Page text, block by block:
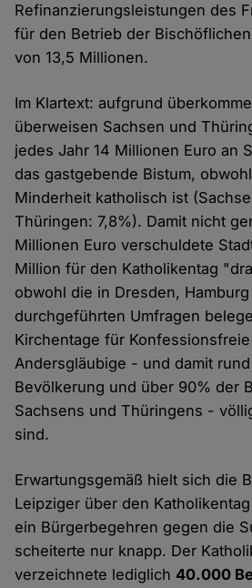
Refinanzierungsleistungen des
für den Betrieb der
von 13,5 Millionen.
Im Klartext: aufgrund
überweisen Sachsen und
jedes Jahr 14 Millionen Euro an
das gastgebende Bistum,
Minderheit katholisch ist
Thüringen: 7,8%). Damit nicht
Millionen Euro verschuldete
Million für den Katholikentag
obwohl die in Dresden,
durchgeführten Umfragen
Kirchentage für
Andersgläubige - und damit
Bevölkerung und über 90% der
Sachsens und Thüringens -
sind.
Erwartungsgemäß hielt sich die
Leipziger über den
ein Bürgerbegehren gegen die
scheiterte nur knapp. Der
verzeichnete lediglich40.000